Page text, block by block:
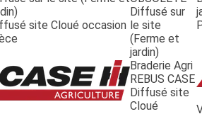
site Cloué occasion
Diffusé sur
le site
(Ferme et
jardin)
Braderie Agri
REBUS CASE
Diffusé site
Cloué